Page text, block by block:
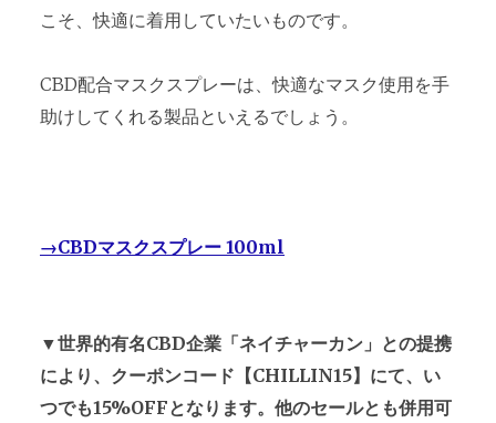
こそ、快適に着用していたいものです。
CBD配合マスクスプレーは、快適なマスク使用を手
助けしてくれる製品といえるでしょう。
→CBDマスクスプレー 100ml
▼世界的有名CBD企業「ネイチャーカン」との提携
により、クーポンコード【CHILLIN15】にて、い
つでも15%OFFとなります。他のセールとも併用可